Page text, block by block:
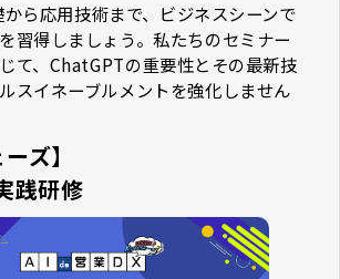
ら応用技術まで、ビジネスシーンで
習得しましょう。私たちのセミナー
て、ChatGPTの重要性とその最新技
スイネーブルメントを強化しません
ズ】
践研修